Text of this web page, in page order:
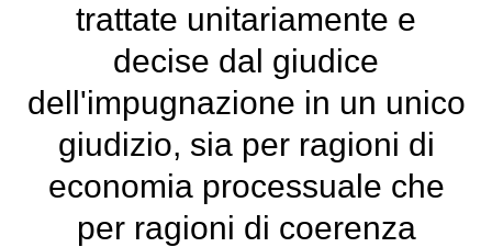
trattate unitariamente e
decise dal giudice
dell'impugnazione in un unico
giudizio, sia per ragioni di
economia processuale che
per ragioni di coerenza